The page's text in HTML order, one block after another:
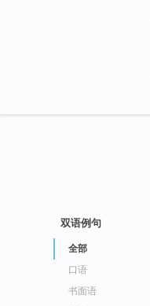
双语例句
全部
口语
书面语